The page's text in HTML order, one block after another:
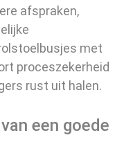
afspraken,
met
proceszekerheid
rust uit halen.
een goede